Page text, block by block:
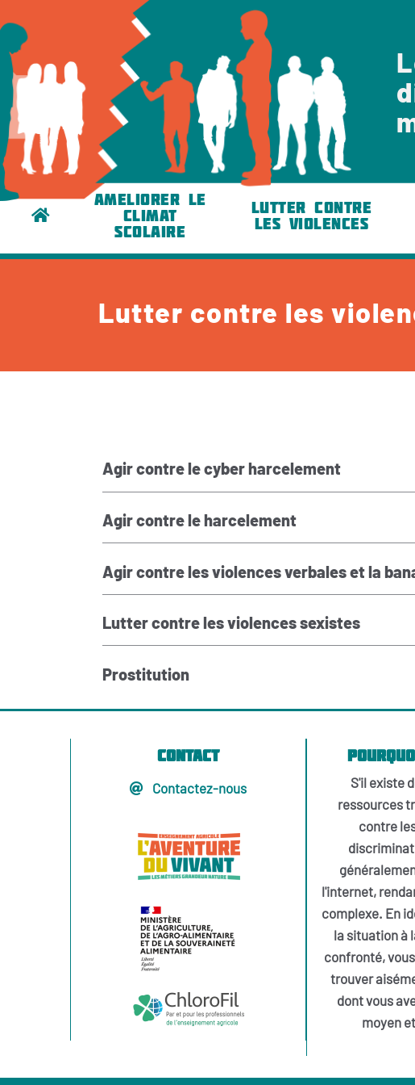
AMELIORER LE
CLIMAT
SCOLAIRE
LUTTER CONTRE
LES VIOLENCES
Lutter contre les
Agir contre le cyber harcelement
Agir contre le harcelement
Agir contre les violences verbales et la
Lutter contre les violences sexistes
Prostitution
Contact
Contactez-nous
S'il existe
ressources
contre
l'internet,
complexe. En
la situation à
confronté,
trouver
dont vous
moyen